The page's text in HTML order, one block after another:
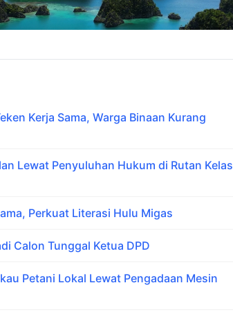
Kerja Sama, Warga Binaan Kurang
Lewat Penyuluhan Hukum di Rutan Kelas
Perkuat Literasi Hulu Migas
Calon Tunggal Ketua DPD
Petani Lokal Lewat Pengadaan Mesin